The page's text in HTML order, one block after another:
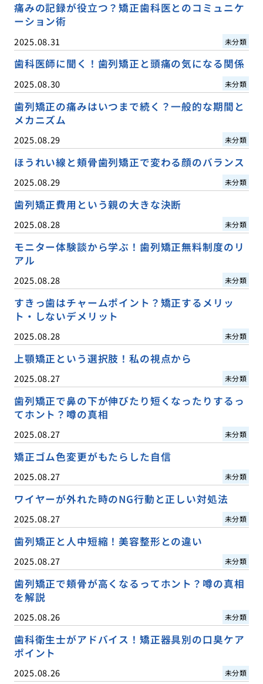
痛みの記録が役立つ？矯正歯科医とのコミュニケ
ーション術
2025.08.31 未分類
歯科医師に聞く！歯列矯正と頭痛の気になる関係
2025.08.30 未分類
歯列矯正の痛みはいつまで続く？一般的な期間と
メカニズム
2025.08.29 未分類
ほうれい線と頬骨歯列矯正で変わる顔のバランス
2025.08.29 未分類
歯列矯正費用という親の大きな決断
2025.08.28 未分類
モニター体験談から学ぶ！歯列矯正無料制度のリ
アル
2025.08.28 未分類
すきっ歯はチャームポイント？矯正するメリッ
ト・しないデメリット
2025.08.28 未分類
上顎矯正という選択肢！私の視点から
2025.08.27 未分類
歯列矯正で鼻の下が伸びたり短くなったりするっ
てホント？噂の真相
2025.08.27 未分類
矯正ゴム色変更がもたらした自信
2025.08.27 未分類
ワイヤーが外れた時のNG行動と正しい対処法
2025.08.27 未分類
歯列矯正と人中短縮！美容整形との違い
2025.08.27 未分類
歯列矯正で頬骨が高くなるってホント？噂の真相
を解説
2025.08.26 未分類
歯科衛生士がアドバイス！矯正器具別の口臭ケア
ポイント
2025.08.26 未分類